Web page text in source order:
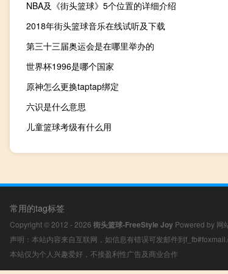
NBA及《街头篮球》5个位置的详细介绍
2018年街头篮球音乐在线试听及下载
第三十三届奥运会是在哪里举办的
世界杯1996是哪个国家
原神怎么更换taptap绑定
六识是什么意思
儿童篮球考级有什么用
常用的tag标签
Copyright © 2012 - 2026 街头篮球-FreeStyle Joy Powered by 网
声明：本站内容来自互联网，如信息有错误可发邮件到
本站仅为个人兴趣爱好，不接盈利性广告及商业合作